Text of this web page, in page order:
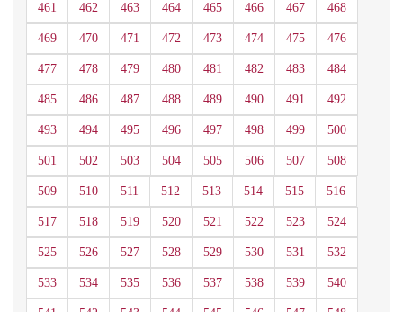
461 462 463 464 465 466 467 468
469 470 471 472 473 474 475 476
477 478 479 480 481 482 483 484
485 486 487 488 489 490 491 492
493 494 495 496 497 498 499 500
501 502 503 504 505 506 507 508
509 510 511 512 513 514 515 516
517 518 519 520 521 522 523 524
525 526 527 528 529 530 531 532
533 534 535 536 537 538 539 540